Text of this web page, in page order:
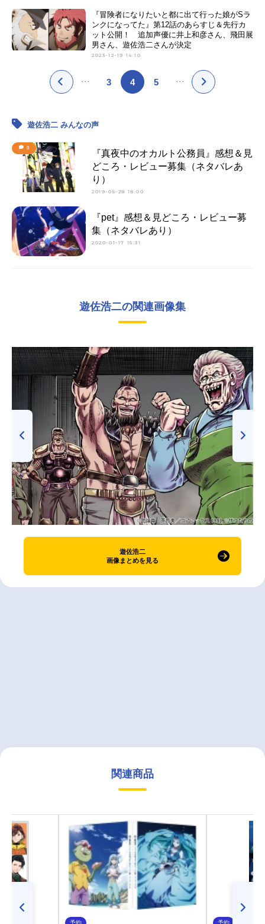
『冒険者になりたいと都に出て行った娘がSラ
ンクになってた』第12話のあらすじ＆先行カ
ット公開！ 追加声優に井上和彦さん、飛田展
男さん、遊佐浩二さんが決定
2023-12-19 14:10
3 4 5
遊佐浩二 みんなの声
8
『真夜中のオカルト公務員』感想＆見
どころ・レビュー募集（ネタバレあ
り）
2019-05-28 18:00
『pet』感想＆見どころ・レビュー募
集（ネタバレあり）
2020-01-17 15:31
遊佐浩二の関連画像集
遊佐浩二
画像まとめを見る
関連商品